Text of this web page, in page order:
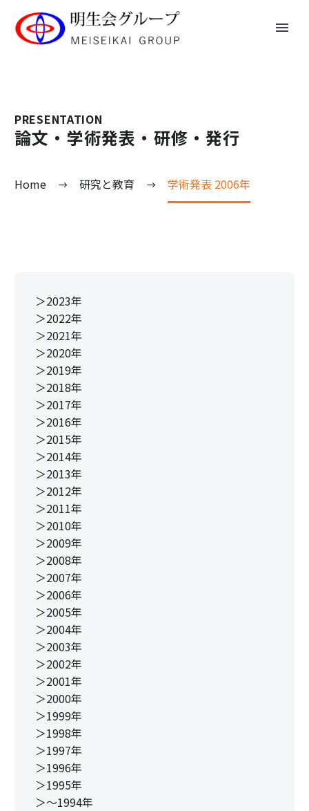
PRESENTATION
論文・学術発表・研修・発行
Home 研究と教育 学術発表 2006年
＞2023年
＞2022年
＞2021年
＞2020年
＞2019年
＞2018年
＞2017年
＞2016年
＞2015年
＞2014年
＞2013年
＞2012年
＞2011年
＞2010年
＞2009年
＞2008年
＞2007年
＞2006年
＞2005年
＞2004年
＞2003年
＞2002年
＞2001年
＞2000年
＞1999年
＞1998年
＞1997年
＞1996年
＞1995年
＞～1994年